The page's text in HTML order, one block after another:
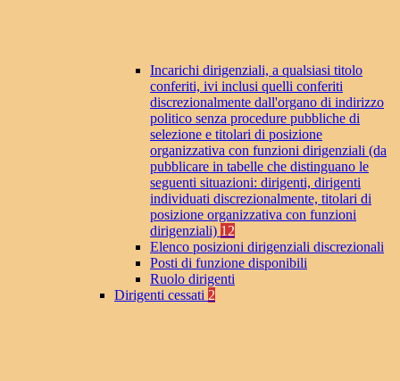
Incarichi dirigenziali, a qualsiasi titolo
conferiti, ivi inclusi quelli conferiti
discrezionalmente dall'organo di indirizzo
politico senza procedure pubbliche di
selezione e titolari di posizione
organizzativa con funzioni dirigenziali (da
pubblicare in tabelle che distinguano le
seguenti situazioni: dirigenti, dirigenti
individuati discrezionalmente, titolari di
posizione organizzativa con funzioni
dirigenziali) 12
Elenco posizioni dirigenziali discrezionali
Posti di funzione disponibili
Ruolo dirigenti
Dirigenti cessati 2